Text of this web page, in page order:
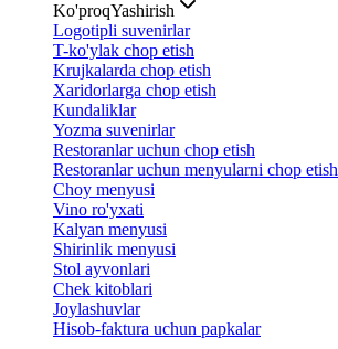
Ko'proqYashirish
Logotipli suvenirlar
T-ko'ylak chop etish
Krujkalarda chop etish
Xaridorlarga chop etish
Kundaliklar
Yozma suvenirlar
Restoranlar uchun chop etish
Restoranlar uchun menyularni chop etish
Choy menyusi
Vino ro'yxati
Kalyan menyusi
Shirinlik menyusi
Stol ayvonlari
Chek kitoblari
Joylashuvlar
Hisob-faktura uchun papkalar